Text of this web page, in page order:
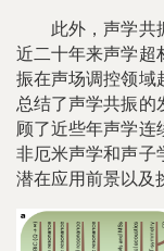
此外，声学共振
近二十年来声学超
振在声场调控领域
总结了声学共振的
顾了近些年声学连
非厄米声学和声子
潜在应用前景以及